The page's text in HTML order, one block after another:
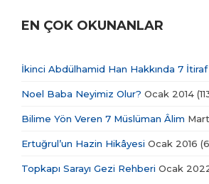
EN ÇOK OKUNANLAR
İkinci Abdülhamid Han Hakkında 7 İtiraf
Noel Baba Neyimiz Olur? Ocak 2014
Bilime Yön Veren 7 Müslüman Âlim
Ertuğrul’un Hazin Hikâyesi Ocak 2016
Topkapı Sarayı Gezi Rehberi Ocak